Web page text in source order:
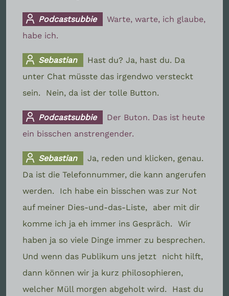
Podcastsubbie
Warte, warte, ich glaube,
habe ich.
Sebastian
Hast du? Ja, hast du. Da
unter Chat müsste das irgendwo versteckt
sein.
Nein, da ist der tolle Button.
Podcastsubbie
Der Buton. Das ist heute
ein bisschen anstrengender.
Sebastian
Ja, reden und klicken, genau.
Da ist die Telefonnummer, die kann angerufen
werden.
Ich habe ein bisschen was zur Not
auf meiner Dies-und-das-Liste,
aber mit dir
komme ich ja eh immer ins Gespräch.
Wir
haben ja so viele Dinge immer zu besprechen.
Und wenn das Publikum uns jetzt
nicht hilft,
dann können wir ja kurz philosophieren,
welcher Müll morgen abgeholt wird.
Hast du